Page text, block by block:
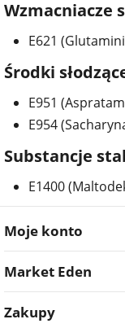
Wzmacniacze
E621
Środki
E951
E954
Substancje
E1400
Moje konto
Market Eden
Zakupy